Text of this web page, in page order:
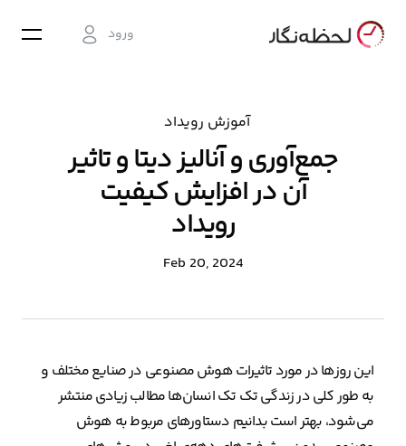
ورود
آموزش رویداد
جمع‌آوری و آنالیز دیتا و تاثیر
آن در افزایش کیفیت
رویداد
Feb 20, 2024
این روزها در مورد تاثیرات هوش مصنوعی در صنایع مختلف و
به طور کلی در زندگی تک تک انسان‌ها مطالب زیادی منتشر
می‌شود، بهتر است بدانیم دستاورهای مربوط به هوش